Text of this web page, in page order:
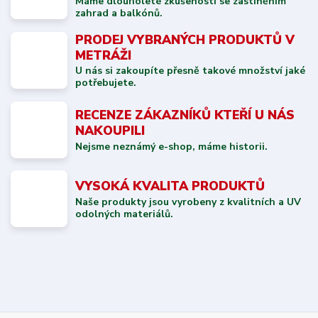
zahrad a balkónů.
PRODEJ VYBRANÝCH PRODUKTŮ V
METRÁŽI
U nás si zakoupíte přesně takové množství jaké
potřebujete.
RECENZE ZÁKAZNÍKŮ KTEŘÍ U NÁS
NAKOUPILI
Nejsme neznámý e-shop, máme historii.
VYSOKÁ KVALITA PRODUKTŮ
Naše produkty jsou vyrobeny z kvalitních a UV
odolných materiálů.